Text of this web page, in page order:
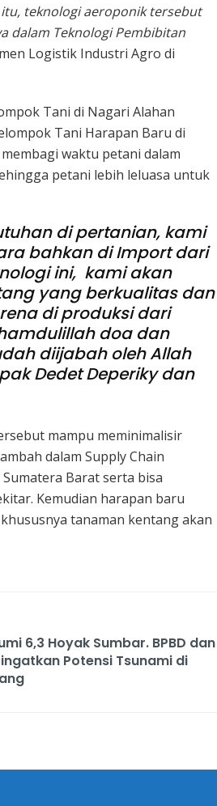
teknologi aeroponik tersebut
dalam Teknologi Pembibitan
Logistik Industri Agro di
Tani di Nagari Alahan
Tani Harapan Baru di
waktu petani dalam
petani lebih leluasa untuk
di pertanian, kami
bahkan di Import dari
ini, kami akan
yang berkualitas dan
di produksi dari
doa dan
diijabah oleh Allah
Dedet Deperiky dan
mampu meminimalisir
dalam Supply Chain
Barat serta bisa
Kemudian harapan baru
tanaman kentang akan
6,3 Hoyak Sumbar. BPBD dan
Potensi Tsunami di